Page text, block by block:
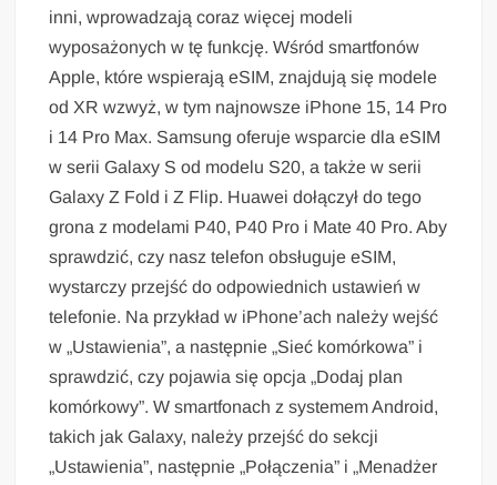
inni, wprowadzają coraz więcej modeli
wyposażonych w tę funkcję. Wśród smartfonów
Apple, które wspierają eSIM, znajdują się modele
od XR wzwyż, w tym najnowsze iPhone 15, 14 Pro
i 14 Pro Max. Samsung oferuje wsparcie dla eSIM
w serii Galaxy S od modelu S20, a także w serii
Galaxy Z Fold i Z Flip. Huawei dołączył do tego
grona z modelami P40, P40 Pro i Mate 40 Pro. Aby
sprawdzić, czy nasz telefon obsługuje eSIM,
wystarczy przejść do odpowiednich ustawień w
telefonie. Na przykład w iPhone’ach należy wejść
w „Ustawienia”, a następnie „Sieć komórkowa” i
sprawdzić, czy pojawia się opcja „Dodaj plan
komórkowy”. W smartfonach z systemem Android,
takich jak Galaxy, należy przejść do sekcji
„Ustawienia”, następnie „Połączenia” i „Menadżer